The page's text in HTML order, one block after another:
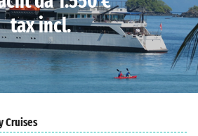
tax incl.
Cruises